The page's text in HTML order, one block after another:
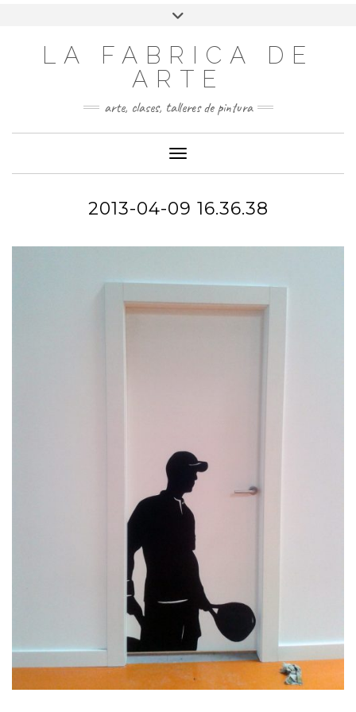
LA FABRICA DE
ARTE
arte, clases, talleres de pintura
Cambiar modo de navegación
2013-04-09 16.36.38